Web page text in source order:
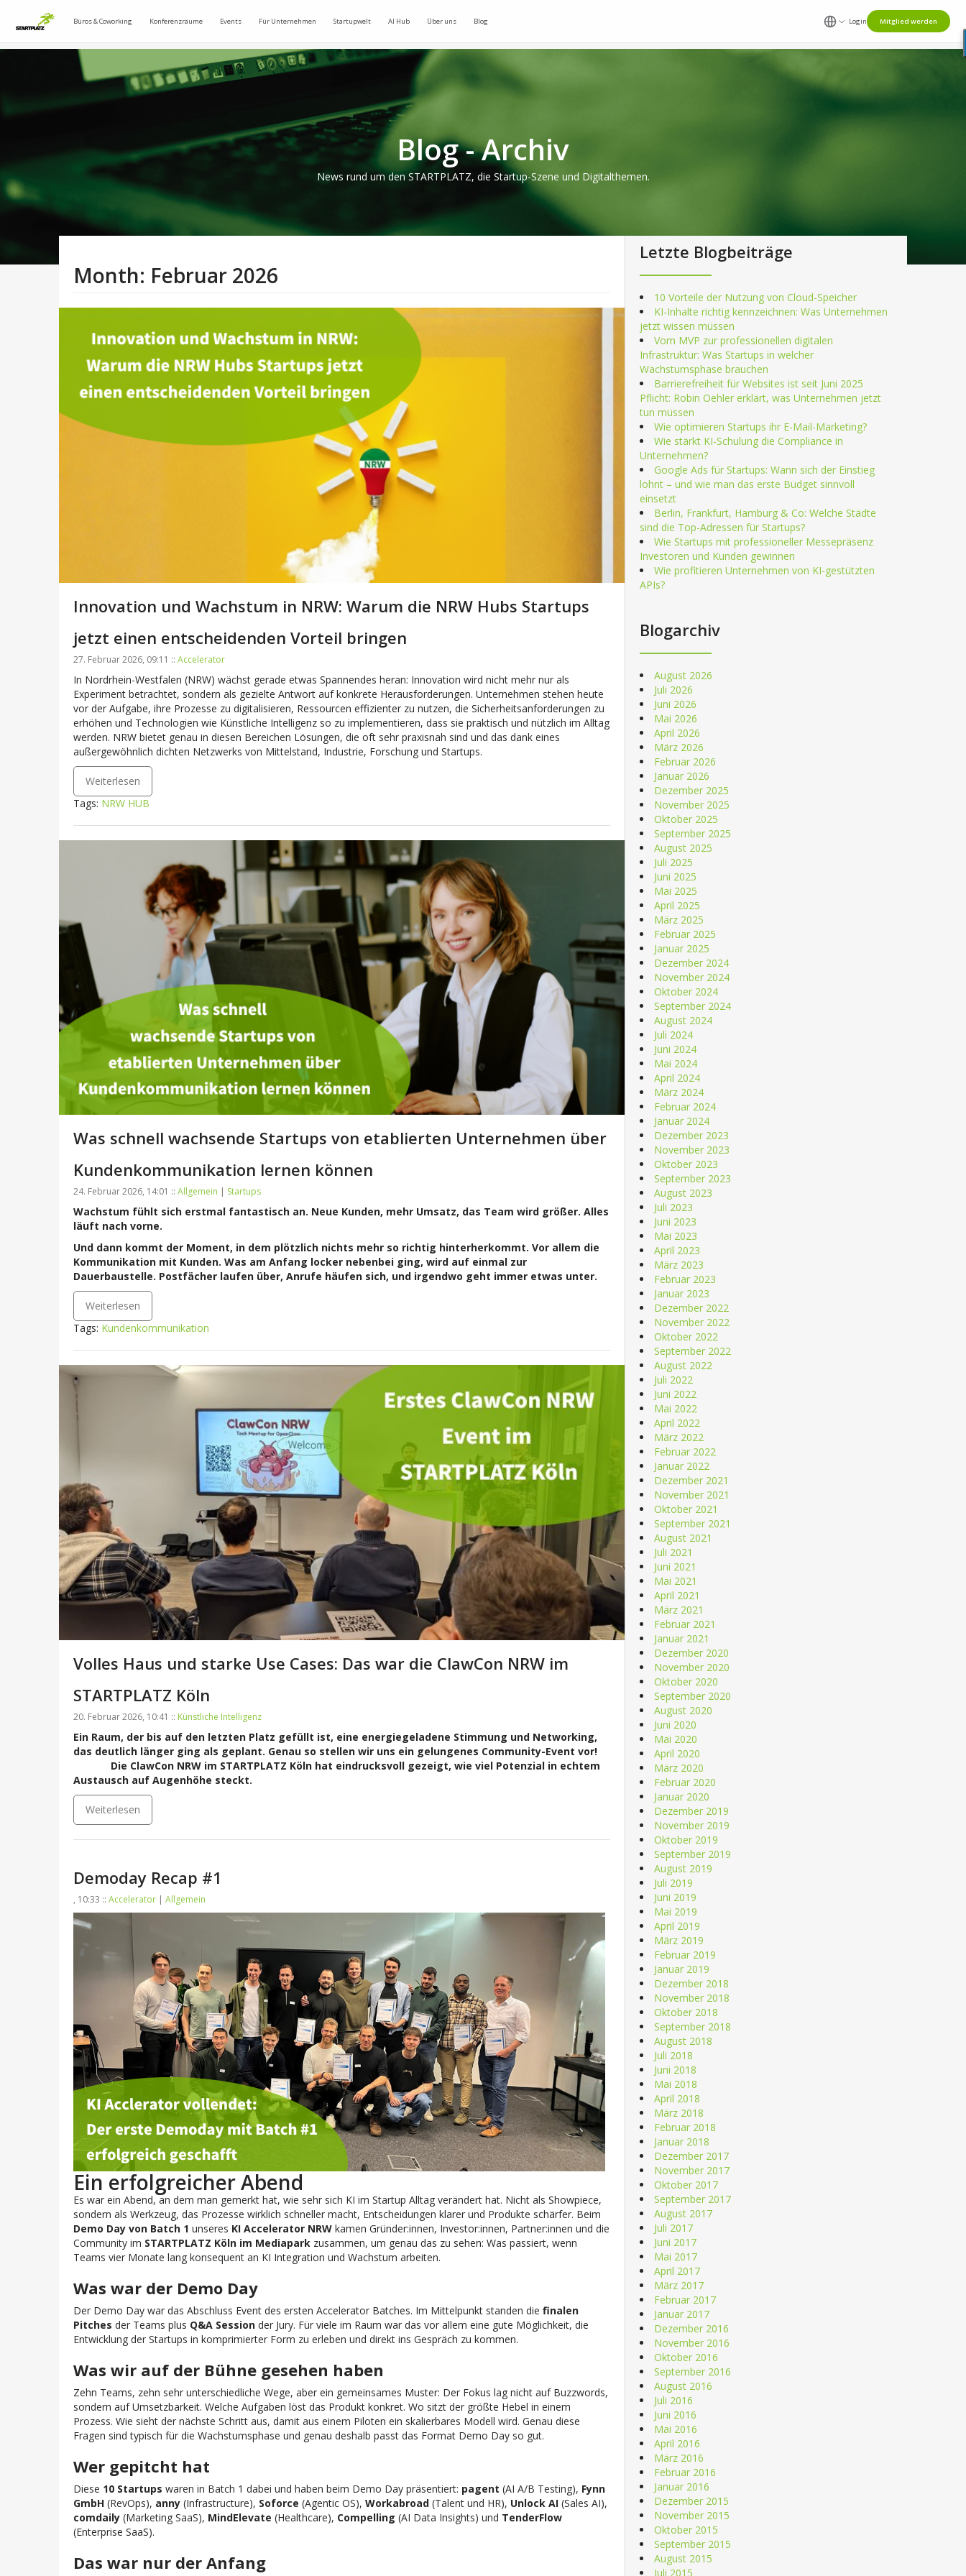
Büros & Coworking Konferenzräume Events Für Unternehmen Startupwelt AI Hub Über uns Blog Login Mitglied werden
Blog - Archiv
News rund um den STARTPLATZ, die Startup-Szene und Digitalthemen.
Month: Februar 2026
Innovation und Wachstum in NRW: Warum die NRW Hubs Startups
jetzt einen entscheidenden Vorteil bringen
27. Februar 2026, 09:11 :: Accelerator
In Nordrhein-Westfalen (NRW) wächst gerade etwas Spannendes heran: Innovation wird nicht mehr nur als
Experiment betrachtet, sondern als gezielte Antwort auf konkrete Herausforderungen. Unternehmen stehen heute
vor der Aufgabe, ihre Prozesse zu digitalisieren, Ressourcen effizienter zu nutzen, die Sicherheitsanforderungen zu
erhöhen und Technologien wie Künstliche Intelligenz so zu implementieren, dass sie praktisch und nützlich im Alltag
werden. NRW bietet genau in diesen Bereichen Lösungen, die oft sehr praxisnah sind und das dank eines
außergewöhnlich dichten Netzwerks von Mittelstand, Industrie, Forschung und Startups.
Weiterlesen
Tags: NRW HUB
Was schnell wachsende Startups von etablierten Unternehmen über
Kundenkommunikation lernen können
24. Februar 2026, 14:01 :: Allgemein | Startups
Wachstum fühlt sich erstmal fantastisch an. Neue Kunden, mehr Umsatz, das Team wird größer. Alles
läuft nach vorne.
Und dann kommt der Moment, in dem plötzlich nichts mehr so richtig hinterherkommt. Vor allem die
Kommunikation mit Kunden. Was am Anfang locker nebenbei ging, wird auf einmal zur
Dauerbaustelle. Postfächer laufen über, Anrufe häufen sich, und irgendwo geht immer etwas unter.
Weiterlesen
Tags: Kundenkommunikation
Volles Haus und starke Use Cases: Das war die ClawCon NRW im
STARTPLATZ Köln
20. Februar 2026, 10:41 :: Künstliche Intelligenz
Ein Raum, der bis auf den letzten Platz gefüllt ist, eine energiegeladene Stimmung und Networking,
das deutlich länger ging als geplant. Genau so stellen wir uns ein gelungenes Community-Event vor!
Die ClawCon NRW im STARTPLATZ Köln hat eindrucksvoll gezeigt, wie viel Potenzial in echtem
Austausch auf Augenhöhe steckt.
Weiterlesen
Demoday Recap #1
, 10:33 :: Accelerator | Allgemein
Ein erfolgreicher Abend
Es war ein Abend, an dem man gemerkt hat, wie sehr sich KI im Startup Alltag verändert hat. Nicht als Showpiece,
sondern als Werkzeug, das Prozesse wirklich schneller macht, Entscheidungen klarer und Produkte schärfer. Beim
Demo Day von Batch 1 unseres KI Accelerator NRW kamen Gründer:innen, Investor:innen, Partner:innen und die
Community im STARTPLATZ Köln im Mediapark zusammen, um genau das zu sehen: Was passiert, wenn
Teams vier Monate lang konsequent an KI Integration und Wachstum arbeiten.
Was war der Demo Day
Der Demo Day war das Abschluss Event des ersten Accelerator Batches. Im Mittelpunkt standen die finalen
Pitches der Teams plus Q&A Session der Jury. Für viele im Raum war das vor allem eine gute Möglichkeit, die
Entwicklung der Startups in komprimierter Form zu erleben und direkt ins Gespräch zu kommen.
Was wir auf der Bühne gesehen haben
Zehn Teams, zehn sehr unterschiedliche Wege, aber ein gemeinsames Muster: Der Fokus lag nicht auf Buzzwords,
sondern auf Umsetzbarkeit. Welche Aufgaben löst das Produkt konkret. Wo sitzt der größte Hebel in einem
Prozess. Wie sieht der nächste Schritt aus, damit aus einem Piloten ein skalierbares Modell wird. Genau diese
Fragen sind typisch für die Wachstumsphase und genau deshalb passt das Format Demo Day so gut.
Wer gepitcht hat
Diese 10 Startups waren in Batch 1 dabei und haben beim Demo Day präsentiert: pagent (AI A/B Testing), Fynn
GmbH (RevOps), anny (Infrastructure), Soforce (Agentic OS), Workabroad (Talent und HR), Unlock AI (Sales AI),
comdaily (Marketing SaaS), MindElevate (Healthcare), Compelling (AI Data Insights) und TenderFlow
(Enterprise SaaS).
Das war nur der Anfang
Letzte Blogbeiträge
10 Vorteile der Nutzung von Cloud-Speicher
KI-Inhalte richtig kennzeichnen: Was Unternehmen
jetzt wissen müssen
Vom MVP zur professionellen digitalen
Infrastruktur: Was Startups in welcher
Wachstumsphase brauchen
Barrierefreiheit für Websites ist seit Juni 2025
Pflicht: Robin Oehler erklärt, was Unternehmen jetzt
tun müssen
Wie optimieren Startups ihr E-Mail-Marketing?
Wie stärkt KI-Schulung die Compliance in
Unternehmen?
Google Ads für Startups: Wann sich der Einstieg
lohnt – und wie man das erste Budget sinnvoll
einsetzt
Berlin, Frankfurt, Hamburg & Co: Welche Städte
sind die Top-Adressen für Startups?
Wie Startups mit professioneller Messepräsenz
Investoren und Kunden gewinnen
Wie profitieren Unternehmen von KI-gestützten
APIs?
Blogarchiv
August 2026
Juli 2026
Juni 2026
Mai 2026
April 2026
März 2026
Februar 2026
Januar 2026
Dezember 2025
November 2025
Oktober 2025
September 2025
August 2025
Juli 2025
Juni 2025
Mai 2025
April 2025
März 2025
Februar 2025
Januar 2025
Dezember 2024
November 2024
Oktober 2024
September 2024
August 2024
Juli 2024
Juni 2024
Mai 2024
April 2024
März 2024
Februar 2024
Januar 2024
Dezember 2023
November 2023
Oktober 2023
September 2023
August 2023
Juli 2023
Juni 2023
Mai 2023
April 2023
März 2023
Februar 2023
Januar 2023
Dezember 2022
November 2022
Oktober 2022
September 2022
August 2022
Juli 2022
Juni 2022
Mai 2022
April 2022
März 2022
Februar 2022
Januar 2022
Dezember 2021
November 2021
Oktober 2021
September 2021
August 2021
Juli 2021
Juni 2021
Mai 2021
April 2021
März 2021
Februar 2021
Januar 2021
Dezember 2020
November 2020
Oktober 2020
September 2020
August 2020
Juni 2020
Mai 2020
April 2020
März 2020
Februar 2020
Januar 2020
Dezember 2019
November 2019
Oktober 2019
September 2019
August 2019
Juli 2019
Juni 2019
Mai 2019
April 2019
März 2019
Februar 2019
Januar 2019
Dezember 2018
November 2018
Oktober 2018
September 2018
August 2018
Juli 2018
Juni 2018
Mai 2018
April 2018
März 2018
Februar 2018
Januar 2018
Dezember 2017
November 2017
Oktober 2017
September 2017
August 2017
Juli 2017
Juni 2017
Mai 2017
April 2017
März 2017
Februar 2017
Januar 2017
Dezember 2016
November 2016
Oktober 2016
September 2016
August 2016
Juli 2016
Juni 2016
Mai 2016
April 2016
März 2016
Februar 2016
Januar 2016
Dezember 2015
November 2015
Oktober 2015
September 2015
August 2015
Juli 2015